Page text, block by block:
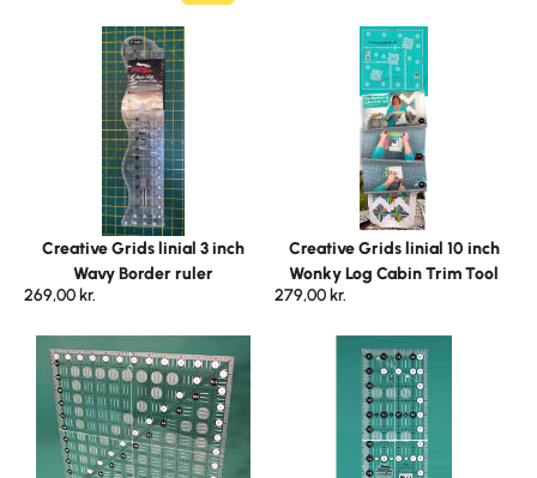
Creative Grids linial 3 inch
Wavy Border ruler
269,00 kr.
Creative Grids linial 10 inch
Wonky Log Cabin Trim Tool
279,00 kr.